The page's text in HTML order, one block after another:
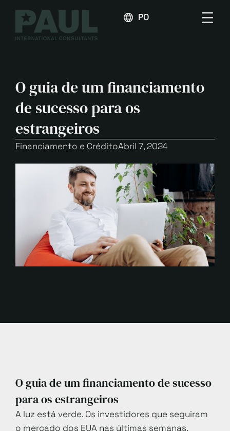
PORTUGUÊS
O guia de um financiamento
de sucesso para os
estrangeiros
Financiamento e CréditoAbril 7, 2024
O guia de um financiamento de sucesso
para os estrangeiros
A luz está verde. Os investidores que seguiram
o mercado dos EUA nas últimas semanas,